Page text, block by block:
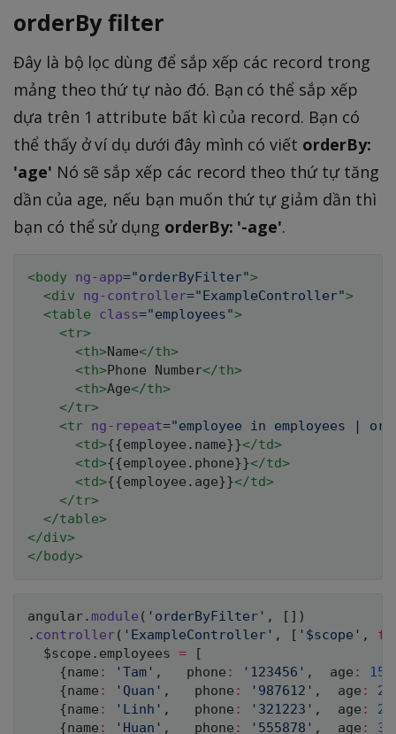
orderBy filter
Đây là bộ lọc dùng để sắp xếp các record trong
mảng theo thứ tự nào đó. Bạn có thể sắp xếp
dựa trên 1 attribute bất kì của record. Bạn có
thể thấy ở ví dụ dưới đây mình có viết orderBy:
'age' Nó sẽ sắp xếp các record theo thứ tự tăng
dần của age, nếu bạn muốn thứ tự giảm dần thì
bạn có thể sử dụng orderBy: '-age'.
<body ng-app="orderByFilter">
<div ng-controller="ExampleController">
<table class="employees">
<tr>
<th>Name</th>
<th>Phone Number</th>
<th>Age</th>
</tr>
<tr ng-repeat="employee in employees |
<td>{{employee.name}}</td>
<td>{{employee.phone}}</td>
<td>{{employee.age}}</td>
</tr>
</table>
</div>
</body>
angular. module ( 'orderByFilter' , [ ] )
. controller( 'ExampleController' , [ '$scope' ,
  $scope
. employees =
[
{name : 'Tam' ,
   phone
: '123456' ,
  age
: 15
{name : 'Quan' ,
   phone
: '987612' ,
  age
: 20
{name : 'Linh' ,
   phone
: '321223' ,
  age
: 21
{name : 'Huan' ,
   phone
: '555878' ,
  age
: 35